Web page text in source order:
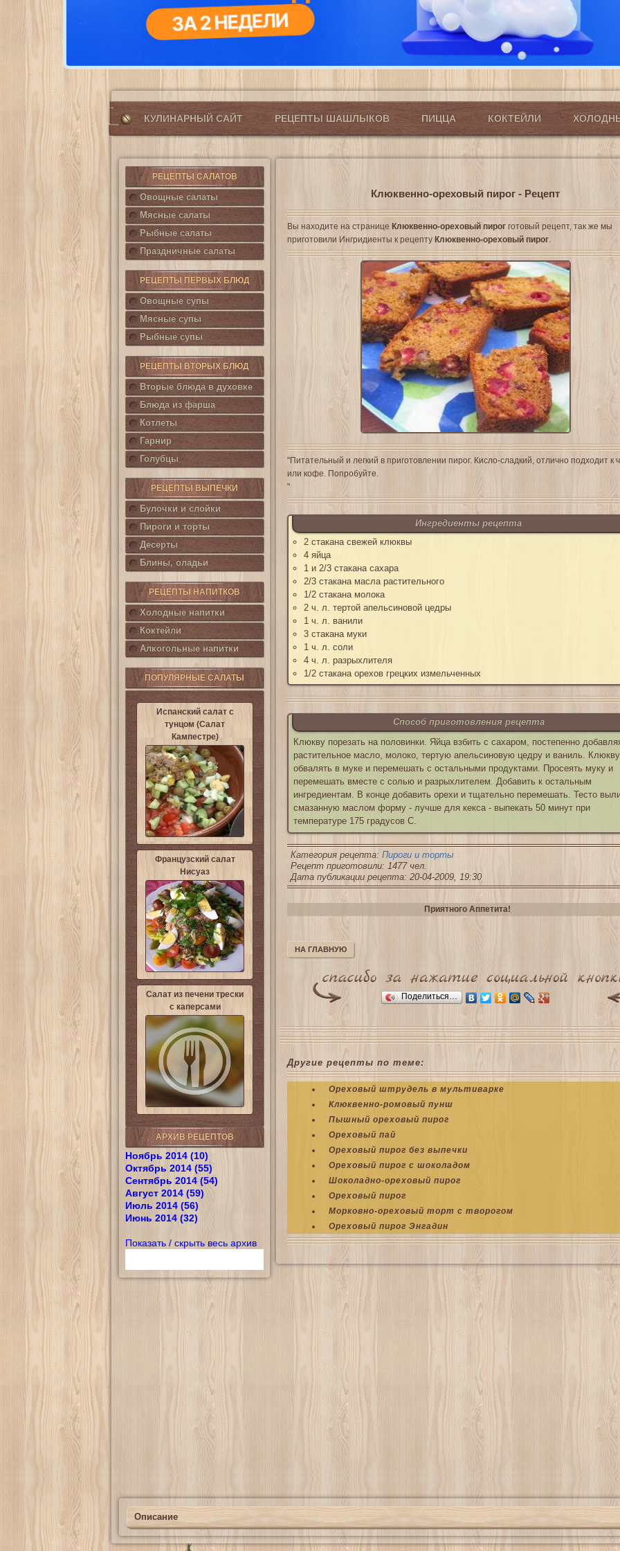
КУЛИНАРНЫЙ САЙТ РЕЦЕПТЫ ШАШЛЫКОВ ПИЦЦА КОКТЕЙЛИ
РЕЦЕПТЫ САЛАТОВ
Овощные салаты
Мясные салаты
Рыбные салаты
Праздничные салаты
РЕЦЕПТЫ ПЕРВЫХ БЛЮД
Овощные супы
Мясные супы
Рыбные супы
РЕЦЕПТЫ ВТОРЫХ БЛЮД
Вторые блюда в духовке
Блюда из фарша
Котлеты
Гарнир
Голубцы
РЕЦЕПТЫ ВЫПЕЧКИ
Булочки и слойки
Пироги и торты
Десерты
Блины, оладьи
РЕЦЕПТЫ НАПИТКОВ
Холодные напитки
Коктейли
Алкогольные напитки
ПОПУЛЯРНЫЕ САЛАТЫ
Испанский салат с
тунцом (Салат
Кампестре)
Французский салат
Нисуаз
Салат из печени трески
с каперсами
АРХИВ РЕЦЕПТОВ
Ноябрь 2014 (10)
Октябрь 2014 (55)
Сентябрь 2014 (54)
Август 2014 (59)
Июль 2014 (56)
Июнь 2014 (32)
Показать / скрыть весь архив
Клюквенно-ореховый пирог - Рецепт
Вы находите на странице Клюквенно-ореховый пирог готовый рецепт, так же мы
приготовили Ингридиенты к рецепту Клюквенно-ореховый пирог
"Питательный и легкий в приготовлении пирог. Кисло-сладкий, отлично подходит к
или кофе. Попробуйте.
"
Ингредиенты рецепта
2 стакана свежей клюквы
4 яйца
1 и 2/3 стакана сахара
2/3 стакана масла растительного
1/2 стакана молока
2 ч. л. тертой апельсиновой цедры
1 ч. л. ванили
3 стакана муки
1 ч. л. соли
4 ч. л. разрыхлителя
1/2 стакана орехов грецких измельченных
Способ приготовления рецепта
Клюкву порезать на половинки. Яйца взбить с сахаром, постепенно
растительное масло, молоко, тертую апельсиновую цедру и ваниль. Клюкву
обвалять в муке и перемешать с остальными продуктами. Просеять муку и
перемешать вместе с солью и разрыхлителем. Добавить к остальным
ингредиентам. В конце добавить орехи и тщательно перемешать. Тесто
смазанную маслом форму - лучше для кекса - выпекать 50 минут при
температуре 175 градусов C.
Категория рецепта: Пироги и торты
Рецепт приготовили: 1477 чел.
Дата публикации рецепта: 20-04-2009, 19:30
Приятного Аппетита!
НА ГЛАВНУЮ
Поделиться…
Другие рецепты по теме:
Ореховый штрудель в мультиварке
Клюквенно-ромовый пунш
Пышный ореховый пирог
Ореховый пай
Ореховый пирог без выпечки
Ореховый пирог с шоколадом
Шоколадно-ореховый пирог
Ореховый пирог
Морковно-ореховый торт с творогом
Ореховый пирог Энгадин
Описание